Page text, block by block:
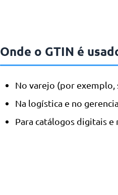
Onde o GTIN é
No varejo (por exemplo,
Na logística e no
Para catálogos digitais e